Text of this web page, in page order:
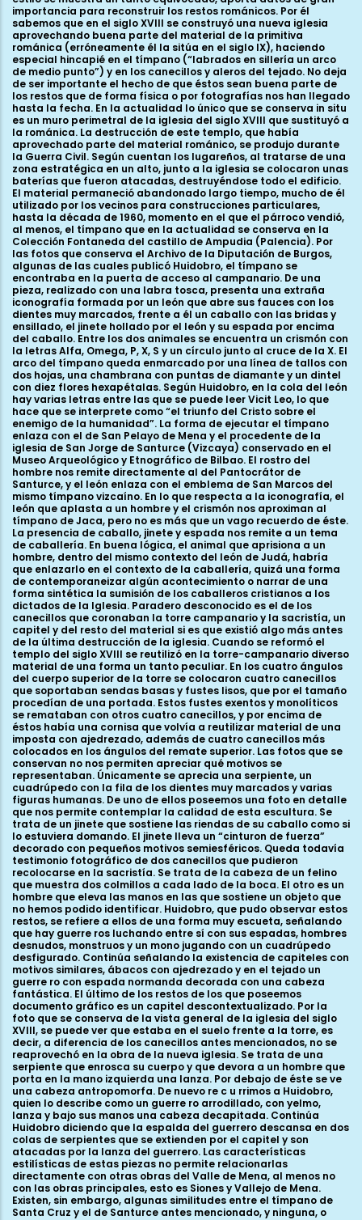
importancia para reconstruir los restos románicos. Por él
sabemos que en el siglo XVIII se construyó una nueva iglesia
aprovechando buena parte del material de la primitiva
románica (erróneamente él la sitúa en el siglo IX), haciendo
especial hincapié en el tímpano (“labrados en sillería un arco
de medio punto”) y en los canecillos y aleros del tejado. No deja
de ser importante el hecho de que éstos sean buena parte de
los restos que de forma física o por fotografías nos han llegado
hasta la fecha. En la actualidad lo único que se conserva in situ
es un muro perimetral de la iglesia del siglo XVIII que sustituyó a
la románica. La destrucción de este templo, que había
aprovechado parte del material románico, se produjo durante
la Guerra Civil. Según cuentan los lugareños, al tratarse de una
zona estratégica en un alto, junto a la iglesia se colocaron unas
baterías que fueron atacadas, destruyéndose todo el edificio.
El material permaneció abandonado largo tiempo, mucho de él
utilizado por los vecinos para construcciones particulares,
hasta la década de 1960, momento en el que el párroco vendió,
al menos, el tímpano que en la actualidad se conserva en la
Colección Fontaneda del castillo de Ampudia (Palencia). Por
las fotos que conserva el Archivo de la Diputación de Burgos,
algunas de las cuales publicó Huidobro, el tímpano se
encontraba en la puerta de acceso al campanario. De una
pieza, realizado con una labra tosca, presenta una extraña
iconografía formada por un león que abre sus fauces con los
dientes muy marcados, frente a él un caballo con las bridas y
ensillado, el jinete hollado por el león y su espada por encima
del caballo. Entre los dos animales se encuentra un crismón con
la letras Alfa, Omega, P, X, S y un círculo junto al cruce de la X. El
arco del tímpano queda enmarcado por una línea de tallos con
dos hojas, una chambrana con puntas de diamante y un dintel
con diez flores hexapétalas. Según Huidobro, en la cola del león
hay varias letras entre las que se puede leer Vicit Leo, lo que
hace que se interprete como “el triunfo del Cristo sobre el
enemigo de la humanidad”. La forma de ejecutar el tímpano
enlaza con el de San Pelayo de Mena y el procedente de la
iglesia de San Jorge de Santurce (Vizcaya) conservado en el
Museo Arqueológico y Etnográfico de Bilbao. El rostro del
hombre nos remite directamente al del Pantocrátor de
Santurce, y el león enlaza con el emblema de San Marcos del
mismo tímpano vizcaíno. En lo que respecta a la iconografía, el
león que aplasta a un hombre y el crismón nos aproximan al
tímpano de Jaca, pero no es más que un vago recuerdo de éste.
La presencia de caballo, jinete y espada nos remite a un tema
de caballería. En buena lógica, el animal que aprisiona a un
hombre, dentro del mismo contexto del león de Judá, habría
que enlazarlo en el contexto de la caballería, quizá una forma
de contemporaneizar algún acontecimiento o narrar de una
forma sintética la sumisión de los caballeros cristianos a los
dictados de la Iglesia. Paradero desconocido es el de los
canecillos que coronaban la torre campanario y la sacristía, un
capitel y del resto del material si es que existió algo más antes
de la última destrucción de la iglesia. Cuando se reformó el
templo del siglo XVIII se reutilizó en la torre-campanario diverso
material de una forma un tanto peculiar. En los cuatro ángulos
del cuerpo superior de la torre se colocaron cuatro canecillos
que soportaban sendas basas y fustes lisos, que por el tamaño
procedían de una portada. Estos fustes exentos y monolíticos
se remataban con otros cuatro canecillos, y por encima de
éstos había una cornisa que volvía a reutilizar material de una
imposta con ajedrezado, además de cuatro canecillos más
colocados en los ángulos del remate superior. Las fotos que se
conservan no nos permiten apreciar qué motivos se
representaban. Únicamente se aprecia una serpiente, un
cuadrúpedo con la fila de los dientes muy marcados y varias
figuras humanas. De uno de ellos poseemos una foto en detalle
que nos permite contemplar la calidad de esta escultura. Se
trata de un jinete que sostiene las riendas de su caballo como si
lo estuviera domando. El jinete lleva un “cinturon de fuerza”
decorado con pequeños motivos semiesféricos. Queda todavía
testimonio fotográfico de dos canecillos que pudieron
recolocarse en la sacristía. Se trata de la cabeza de un felino
que muestra dos colmillos a cada lado de la boca. El otro es un
hombre que eleva las manos en las que sostiene un objeto que
no hemos podido identificar. Huidobro, que pudo observar estos
restos, se refiere a ellos de una forma muy escueta, señalando
que hay guerre ros luchando entre sí con sus espadas, hombres
desnudos, monstruos y un mono jugando con un cuadrúpedo
desfigurado. Continúa señalando la existencia de capiteles con
motivos similares, ábacos con ajedrezado y en el tejado un
guerre ro con espada normanda decorada con una cabeza
fantástica. El último de los restos de los que poseemos
documento gráfico es un capitel descontextualizado. Por la
foto que se conserva de la vista general de la iglesia del siglo
XVIII, se puede ver que estaba en el suelo frente a la torre, es
decir, a diferencia de los canecillos antes mencionados, no se
reaprovechó en la obra de la nueva iglesia. Se trata de una
serpiente que enrosca su cuerpo y que devora a un hombre que
porta en la mano izquierda una lanza. Por debajo de éste se ve
una cabeza antropomorfa. De nuevo re c u rrimos a Huidobro,
quien lo describe como un guerre ro arrodillado, con yelmo,
lanza y bajo sus manos una cabeza decapitada. Continúa
Huidobro diciendo que la espalda del guerrero descansa en dos
colas de serpientes que se extienden por el capitel y son
atacadas por la lanza del guerrero. Las características
estilísticas de estas piezas no permite relacionarlas
directamente con otras obras del Valle de Mena, al menos no
con las obras principales, esto es Siones y Vallejo de Mena.
Existen, sin embargo, algunas similitudes entre el tímpano de
Santa Cruz y el de Santurce antes mencionado, y ninguna, o